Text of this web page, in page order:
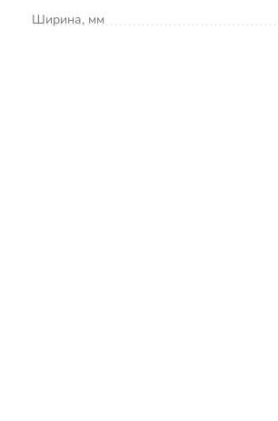
Ширина, мм